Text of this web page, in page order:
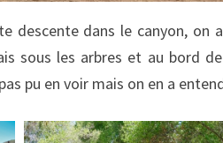
descente dans le canyon, on
sous les arbres et au bord
pu en voir mais on en a